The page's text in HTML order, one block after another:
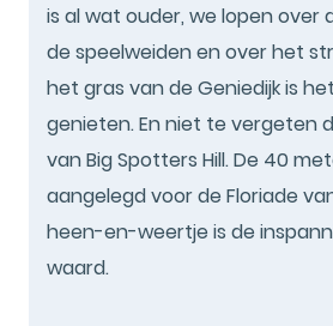
is al wat ouder, we lopen over
de speelweiden en over het
het gras van de Geniedijk is
genieten. En niet te vergeten
van Big Spotters Hill. De 40
aangelegd voor de Floriade
heen-en-weertje is de
waard.